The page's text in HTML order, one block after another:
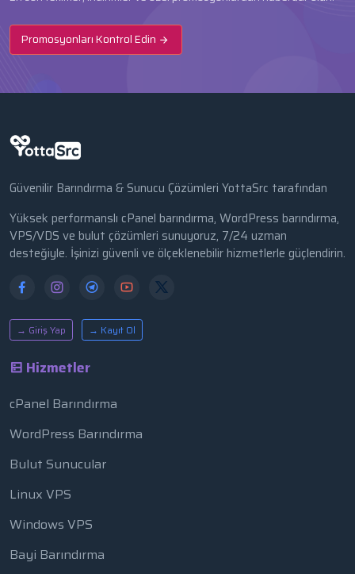
Promosyonları Kontrol Edin
Güvenilir Barındırma & Sunucu Çözümleri YottaSrc tarafından
Yüksek performanslı cPanel barındırma, WordPress barındırma,
VPS/VDS ve bulut çözümleri sunuyoruz, 7/24 uzman
desteğiyle. İşinizi güvenli ve ölçeklenebilir hizmetlerle güçlendirin.
→ Giriş Yap → Kayıt Ol
Hizmetler
cPanel Barındırma
WordPress Barındırma
Bulut Sunucular
Linux VPS
Windows VPS
Bayi Barındırma